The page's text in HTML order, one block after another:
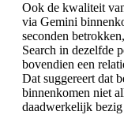
Ook de kwaliteit
via Gemini
seconden
Search in dezelfde
bovendien een
Dat suggereert dat
binnenkomen niet
daadwerkelijk bezig